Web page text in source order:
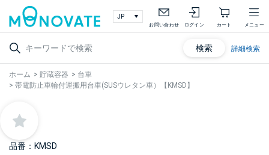
お問い合わせ ログイン カート メニュー
検索 詳細検索
ホーム > 貯蔵容器 > 台車
> 帯電防止車輪付運搬用台車(SUSウレタン車）【KMSD】
品番：KMSD